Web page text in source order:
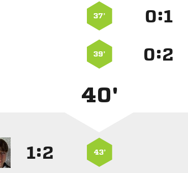
37’ :
39’ :
40'
: 43’